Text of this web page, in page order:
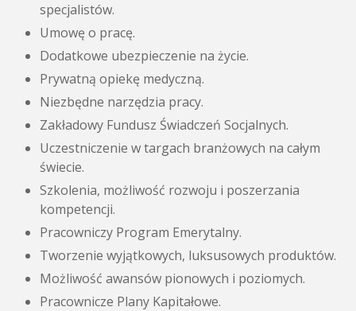
specjalistów.
Umowę o pracę.
Dodatkowe ubezpieczenie na życie.
Prywatną opiekę medyczną.
Niezbędne narzędzia pracy.
Zakładowy Fundusz Świadczeń Socjalnych.
Uczestniczenie w targach branżowych na całym
świecie.
Szkolenia, możliwość rozwoju i poszerzania
kompetencji.
Pracowniczy Program Emerytalny.
Tworzenie wyjątkowych, luksusowych produktów.
Możliwość awansów pionowych i poziomych.
Pracownicze Plany Kapitałowe.